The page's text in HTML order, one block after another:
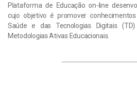
Plataforma de Educação on-line
cujo objetivo é promover
Saúde e das Tecnologias Digitais
Metodologias Ativas Educacionais.